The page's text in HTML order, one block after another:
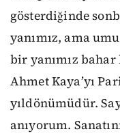
gösterdiğinde
yanımız, ama
bir yanımız
Ahmet Kaya’yı
yıldönümüdür.
anıyorum.